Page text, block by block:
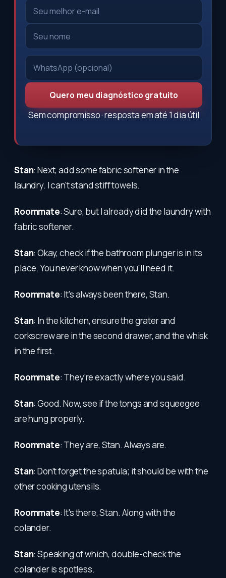
Quero meu diagnóstico gratuito
Sem compromisso · resposta em até 1 dia útil
Stan: Next, add some fabric softener in the
laundry. I can't stand stiff towels.
Roommate: Sure, but I already did the laundry with
fabric softener.
Stan: Okay, check if the bathroom plunger is in its
place. You never know when you'll need it.
Roommate: It's always been there, Stan.
Stan: In the kitchen, ensure the grater and
corkscrew are in the second drawer, and the whisk
in the first.
Roommate: They're exactly where you said.
Stan: Good. Now, see if the tongs and squeegee
are hung properly.
Roommate: They are, Stan. Always are.
Stan: Don't forget the spatula; it should be with the
other cooking utensils.
Roommate: It's there, Stan. Along with the
colander.
Stan: Speaking of which, double-check the
colander is spotless.